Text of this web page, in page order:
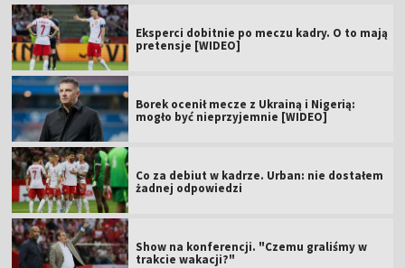
Eksperci dobitnie po meczu kadry. O to mają
pretensje [WIDEO]
Borek ocenił mecze z Ukrainą i Nigerią:
mogło być nieprzyjemnie [WIDEO]
Co za debiut w kadrze. Urban: nie dostałem
żadnej odpowiedzi
Show na konferencji. "Czemu graliśmy w
trakcie wakacji?"